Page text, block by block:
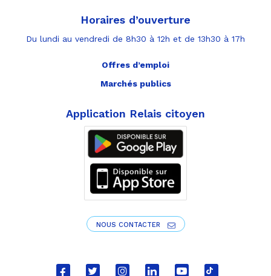
Horaires d’ouverture
Du lundi au vendredi de 8h30 à 12h et de 13h30 à 17h
Offres d’emploi
Marchés publics
Application Relais citoyen
NOUS CONTACTER